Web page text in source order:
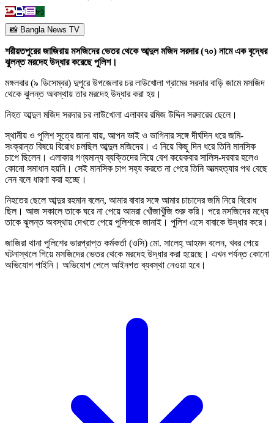
৮১
📸 Bangla News TV
শরীয়তপুরের জাজিরায় মসজিদের ভেতর থেকে আব্দুল মজিদ সরদার (৭০) নামে এক বৃদ্ধের
ঝুলন্ত মরদেহ উদ্ধার করেছে পুলিশ।
মঙ্গলবার (৯ ডিসেম্বর) দুপুরে উপজেলার চর লাউখোলা গ্রামের সরদার বাড়ি জামে মসজিদ
থেকে ঝুলন্ত অবস্থায় তার মরদেহ উদ্ধার করা হয়।
নিহত আব্দুল মজিদ সরদার চর লাউখোলা এলাকার রমিজ উদ্দিন সরদারের ছেলে।
স্থানীয় ও পুলিশ সূত্রে জানা যায়, আপন ভাই ও ভাগিনার সঙ্গে দীর্ঘদিন ধরে জমি-
সংক্রান্ত বিষয়ে বিরোধ চলছিল আব্দুল মজিদের। এ নিয়ে কিছু দিন ধরে তিনি মানসিক
চাপে ছিলেন। এলাকার গণ্যমান্য ব্যক্তিদের নিয়ে বেশ কয়েকবার সালিস-দরবার হলেও
কোনো সমাধান হয়নি। সেই মানসিক চাপ সহ্য করতে না পেরে তিনি আত্মহত্যার পথ বেছে
নেন বলে ধারণা করা হচ্ছে।
নিহতের ছেলে আব্দুর রহমান বলেন, আমার বাবার সঙ্গে আমার চাচাদের জমি নিয়ে বিরোধ
ছিল। আজ সকালে তাকে ঘরে না পেয়ে আমরা খোঁজাখুঁজি শুরু করি। পরে মসজিদের মধ্যে
তাকে ঝুলন্ত অবস্থায় দেখতে পেয়ে পুলিশকে জানাই। পুলিশ এসে বাবাকে উদ্ধার করে।
জাজিরা থানা পুলিশের ভারপ্রাপ্ত কর্মকর্তা (ওসি) মো. সালেহ্ আহমদ বলেন, খবর পেয়ে
ঘটনাস্থলে গিয়ে মসজিদের ভেতর থেকে মরদেহ উদ্ধার করা হয়েছে। এখন পর্যন্ত কোনো
অভিযোগ পাইনি। অভিযোগ পেলে আইনগত ব্যবস্থা নেওয়া হবে।